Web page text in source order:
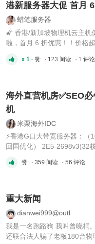
港新服务器大促 首月
蜡笔服务器
🌠 香港/新加坡物理机云主机
啦，首月 6 折优惠！！价格
SSD / 50M 16H / 32G / 1T
1IP / 5M 2H / 4G / 1IP / 5M
x 1 · 赞 · 123 阅读 · 1 评论
海外直营机房✅SEO
机
米栗海外IDC
⚡️香港G口大带宽服务器：
回国优化） 2E5-2698v3(32核64线程) 64G 1T SSD 2IP 2E5-
64G 1T SSD 2IP ⚡️香港物理机：(15M、30M、100M) 8核16线
赞 · 359 阅读 · 56 评论
重大新闻
dianwei999@outl
我是一名跑路狗 我叫曾晓桐
还联合法人骗了老板180台物